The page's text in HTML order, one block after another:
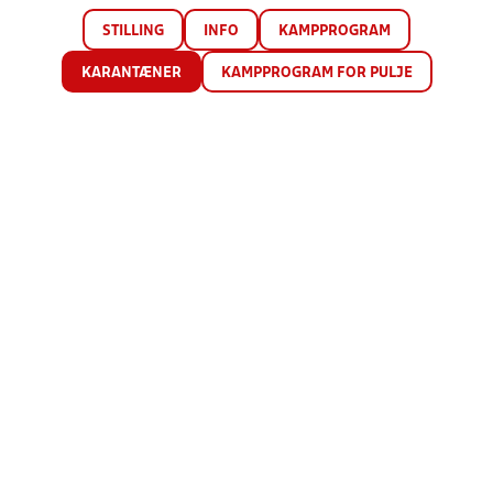
STILLING INFO KAMPPROGRAM
KARANTÆNER KAMPPROGRAM FOR PULJE